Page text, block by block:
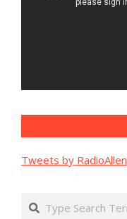
Tweets by RadioAllen
Search